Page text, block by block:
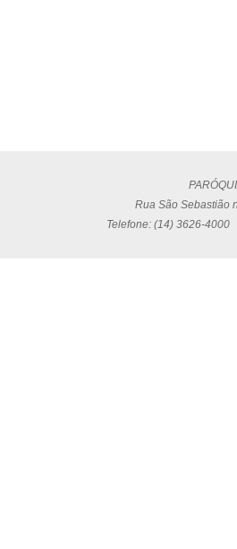
Rua São Sebastião
Telefone: (14) 3626-